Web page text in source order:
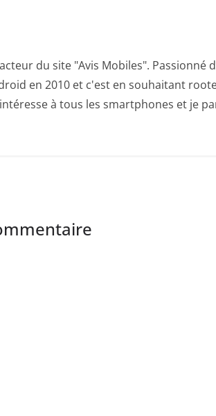
du site "Avis Mobiles". Passionné
en 2010 et c'est en souhaitant
à tous les smartphones et je